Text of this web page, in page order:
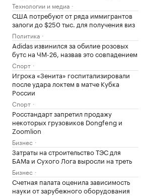
Технологии и медиа
США потребуют от ряда иммигрантов
залоги до $250 тыс. для получения виз
Политика
Adidas извинился за обилие розовых
бутс на ЧМ-26, назвав это совпадением
Спорт
Игрока «Зенита» госпитализировали
после удара локтем в матче Кубка
России
Спорт
Росстандарт запретил продажу
некоторых грузовиков Dongfeng и
Zoomlion
Бизнес
Затраты на строительство ТЭС для
БАМа и Сухого Лога выросли на треть
Бизнес
Счетная палата оценила зависимость
науки от зарубежного оборудования